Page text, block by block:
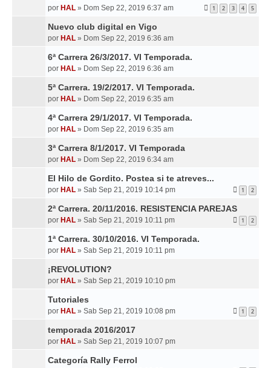
por HAL » Dom Sep 22, 2019 6:37 am 1 2 3 4 5
Nuevo club digital en Vigo
por HAL » Dom Sep 22, 2019 6:36 am
6ª Carrera 26/3/2017. VI Temporada.
por HAL » Dom Sep 22, 2019 6:36 am
5ª Carrera. 19/2/2017. VI Temporada.
por HAL » Dom Sep 22, 2019 6:35 am
4ª Carrera 29/1/2017. VI Temporada.
por HAL » Dom Sep 22, 2019 6:35 am
3ª Carrera 8/1/2017. VI Temporada
por HAL » Dom Sep 22, 2019 6:34 am
El Hilo de Gordito. Postea si te atreves...
por HAL » Sab Sep 21, 2019 10:14 pm 1 2
2ª Carrera. 20/11/2016. RESISTENCIA PAREJAS
por HAL » Sab Sep 21, 2019 10:11 pm 1 2
1ª Carrera. 30/10/2016. VI Temporada.
por HAL » Sab Sep 21, 2019 10:11 pm
¡REVOLUTION?
por HAL » Sab Sep 21, 2019 10:10 pm
Tutoriales
por HAL » Sab Sep 21, 2019 10:08 pm 1 2
temporada 2016/2017
por HAL » Sab Sep 21, 2019 10:07 pm
Categoría Rally Ferrol